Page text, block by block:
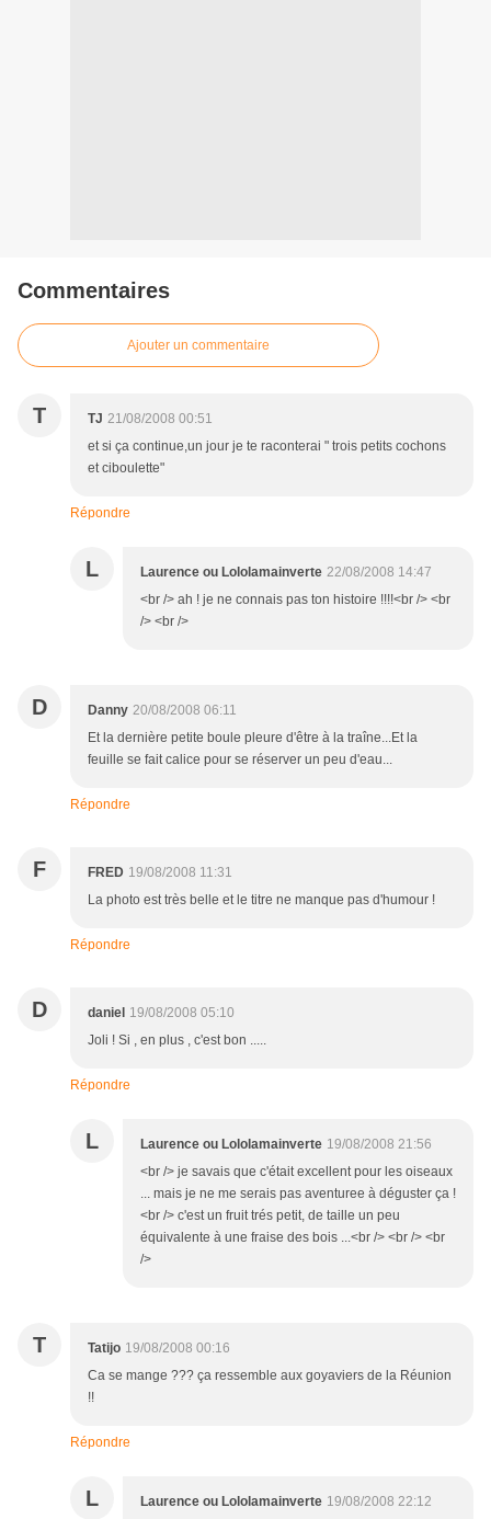
Commentaires
Ajouter un commentaire
T TJ 21/08/2008 00:51
et si ça continue,un jour je te raconterai " trois petits cochons
et ciboulette"
Répondre
L Laurence ou Lololamainverte 22/08/2008 14:47
<br /> ah ! je ne connais pas ton histoire !!!!<br /> <br
/> <br />
D Danny 20/08/2008 06:11
Et la dernière petite boule pleure d'être à la traîne...Et la
feuille se fait calice pour se réserver un peu d'eau...
Répondre
F FRED 19/08/2008 11:31
La photo est très belle et le titre ne manque pas d'humour !
Répondre
D daniel 19/08/2008 05:10
Joli ! Si , en plus , c'est bon .....
Répondre
L Laurence ou Lololamainverte 19/08/2008 21:56
<br /> je savais que c'était excellent pour les oiseaux
... mais je ne me serais pas aventuree à déguster ça !
<br /> c'est un fruit trés petit, de taille un peu
équivalente à une fraise des bois ...<br /> <br /> <br
/>
T Tatijo 19/08/2008 00:16
Ca se mange ??? ça ressemble aux goyaviers de la Réunion
!!
Répondre
L Laurence ou Lololamainverte 19/08/2008 22:12